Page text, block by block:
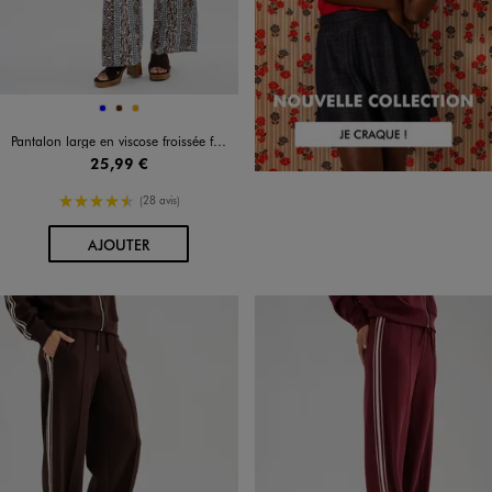
Disponible en 3 coloris
BLEUMARRONORANGE
Pantalon large en viscose froissée femme
25,99 €
4.5/5 de moyenne
(28 avis)
AJOUTERAU PANIER